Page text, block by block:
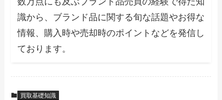
識から、ブランド品に関する旬な話題やお得な
情報、購入時や売却時のポイントなどを発信し
ております。
買取基礎知識